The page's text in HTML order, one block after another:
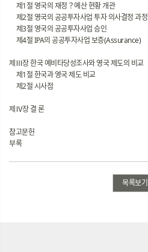
제1절 영국의 재정？예산 현황 개관
제2절 영국의 공공투자사업 투자 의사결정 과정
제3절 영국의 공공투자사업 승인
제4절 IPA의 공공투자사업 보증(Assurance)
제Ⅲ장 한국 예비타당성조사와 영국 제도의 비교
제1절 한국과 영국 제도 비교
제2절 시사점
제Ⅳ장 결 론
참고문헌
부록
목록보기